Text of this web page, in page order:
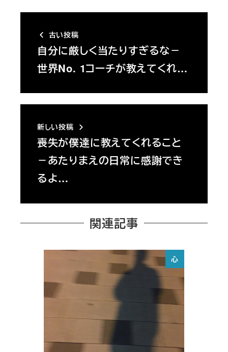
古い投稿
自分に厳しく当たりすぎるな－
世界No. 1コーチが教えてくれ…
新しい投稿
喪失が僕達に教えてくれること
－あたりまえの日常に感謝でき
るよ…
関連記事
心